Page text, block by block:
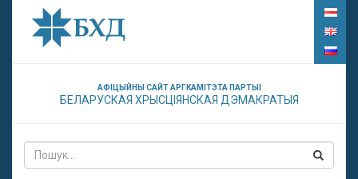
АФІЦЫЙНЫ САЙТ АРГКАМІТЭТА ПАРТЫІ
БЕЛАРУСКАЯ ХРЫСЦІЯНСКАЯ ДЭМАКРАТЫЯ